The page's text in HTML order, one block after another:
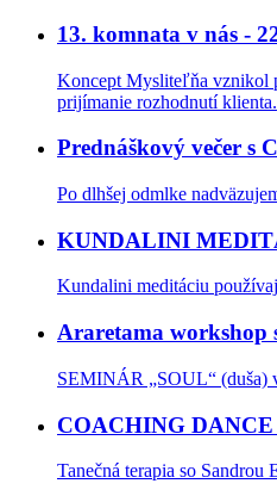
13. komnata v nás -
Koncept Mysliteľňa vznikol
prijímanie rozhodnutí klienta.
Prednáškový večer s
Po dlhšej odmlke
KUNDALINI
Kundalini meditáciu
Araretama workshop
SEMINÁR „SOUL“ (duša)
COACHING DANCE
Tanečná terapia so